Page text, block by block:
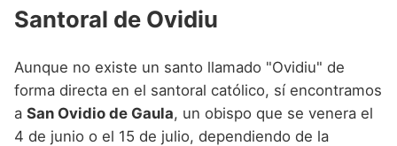
Santoral de Ovidiu
Aunque no existe un santo llamado "Ovidiu" de
forma directa en el santoral católico, sí encontramos
a San Ovidio de Gaula, un obispo que se venera el
4 de junio o el 15 de julio, dependiendo de la